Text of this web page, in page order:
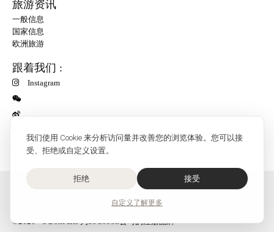
我们使用 Cookie 来分析访问量并改善您的浏览体验。您可以接
受、拒绝或自定义设置。
拒绝 接受
自定义 了解更多
旅游资讯
一般信息
国家信息
欧洲旅游
跟着我们 :
Instagram
O'Bon Paris - 148 rue de Courcelles - 75017 Paris
©2026 - O'BonParis 为SoCobon公司的注册品牌